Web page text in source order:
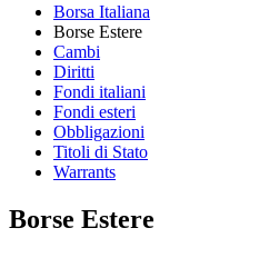
Borsa Italiana
Borse Estere
Cambi
Diritti
Fondi italiani
Fondi esteri
Obbligazioni
Titoli di Stato
Warrants
Borse Estere